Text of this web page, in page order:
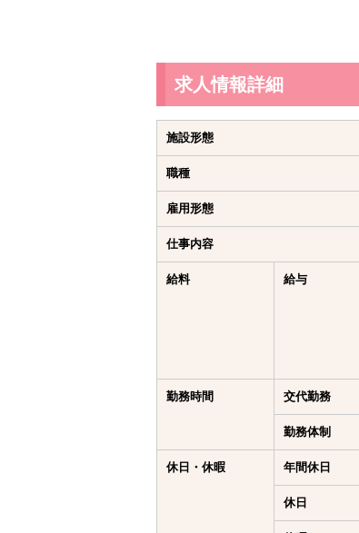
求人情報詳細
施設形態
職種
雇用形態
仕事内容
給料 給与
勤務時間 交代勤務
勤務体制
休日・休暇 年間休日
休日